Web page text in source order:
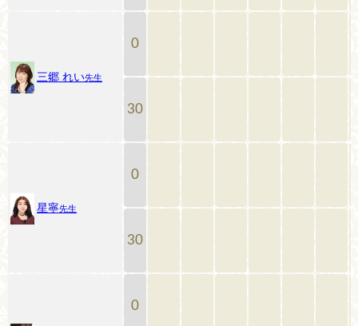
三郷 れい先生
0
30
星寧先生
0
30
0